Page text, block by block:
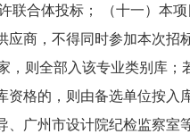
联合体投标； （十一）本
应商，不得同时参加本次
，则全部入该专业类别库；
资格的，则由备选单位按入
、广州市设计院纪检监察